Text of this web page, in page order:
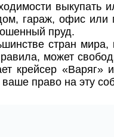
гараж, офис
пруд.
стран
может
крейсер
право на эту